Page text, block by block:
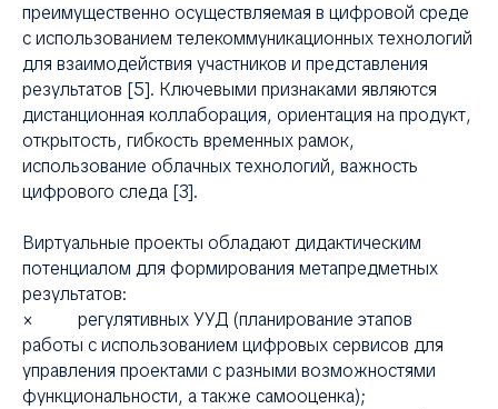
преимущественно осуществляемая в цифровой среде
с использованием телекоммуникационных технологий
для взаимодействия участников и представления
результатов [5]. Ключевыми признаками являются
дистанционная коллаборация, ориентация на продукт,
открытость, гибкость временных рамок,
использование облачных технологий, важность
цифрового следа [3].
Виртуальные проекты обладают дидактическим
потенциалом для формирования метапредметных
результатов:
× регулятивных УУД (планирование этапов
работы с использованием цифровых сервисов для
управления проектами с разными возможностями
функциональности, а также самооценка);